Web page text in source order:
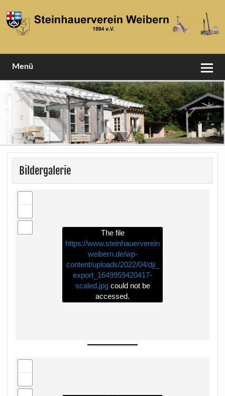
content
Menü
Bildergalerie
The file
https://www.steinhauerverein
weibern.de/wp-
content/uploads/2022/04/dji_
export_1649959420417-
scaled.jpgcould not be
accessed.